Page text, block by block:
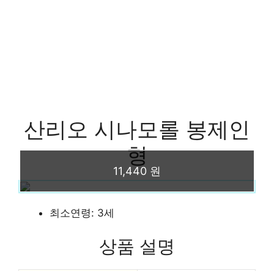
산리오 시나모롤 봉제인
형
11,440 원
최소연령: 3세
상품 설명